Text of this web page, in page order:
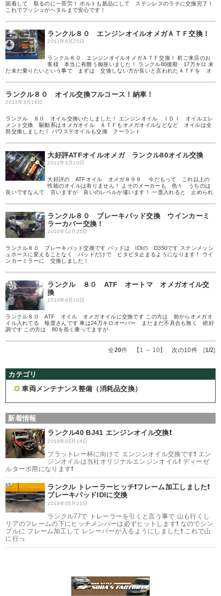
固着して 取るのに一苦労！ ボルトも新品にして ステンレスのラテに交換完了！
これでブッシュがヘタルまで安心です！
ランクル８０ エンジンオイルオメガＡＴＦ交換！
2011年6月25日
ランクル８０ エンジンオイルオメガＡＴＦ交換！ 初ご来店のお
客様 本当に有難う御座いました！ ランクル80後期 17万キロ 未
だ未だ乗りたいという事で まずは 交換しない方が良いと言われたＡＴＦを オ
ランクル８０ オイル交換フルコース！納車！
2011年3月18日
ランクル ８０ オイル交換いたしました！ エンジンオイル ＩＤＩ オイルエレ
メント交換 駆動系はオメガオイル ＡＴＦもオメガオイルなどなど オイルは全
部交換しました！ パワステオイルも交換 クーラント
大好評ATFオイルオメガ ランクル80オイル交換
2011年3月10日
大好評の ATFオイル オメガ８９９ 今だもって これ以上の
性能のオイルは有りません！ よそのメーカーも 色々 うちのは
良いですなんて 言いますが 良いのレベルが違います！ 一度入れると 止められ
ランクル８０ ブレーキパッド交換 ウインカーミ
ラーカバー交換！
2010年12月25日
ランクル８０ ブレーキパッド交換です パッドは IDIの D350です ステンメッシ
ュホースに変えることなく パッドだけで ビタビタ止まるようになります！ ウイ
ンカーミラーに 交換しました！
ランクル ８０ ATF オートマ オメガオイル交
換
2010年9月10日
ランクル８０ ATF オイル オメガオイルに交換です この方は 前からオメガオ
イル入れてる 毎度さんです 車は24万キロオーバー まだまだ不具合も無く 絶好
調です この方は 80を長く乗ってますが
全20件 【1 ～ 10】 次の10件[1/2]
カテゴリ
車両メンテナンス整備（消耗品交換）
新着情報
ランクル40 BJ41 エンジンオイル交換❗️
2019年03月14日
ブラットレー杯に向けて エンジンオイル交換です❗️ エン
ジンオイルは当社オリジナルエンジンオイル❗️ ディーゼ
ルターボ用になります❗️
ランクル トレーラーヒッチ❗️フレーム加工しました❗️
ブレーキパッドIDIに交換
2018年05月21日
ランクル77で トレーラーを引くと言う事で 山も行くし
リアのフレームの下にヒッチメンバーは必ずヒットします❗️ なのでシン
プルに フレーム加工して レシーバーが入るようにしました❗️ これで山
に行っ